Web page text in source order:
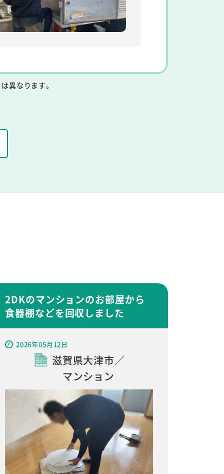
異なります。
2DKのマンションのお部屋から
食器棚などを回収しました
2026年05月12日
滋賀県大津市／
マンション